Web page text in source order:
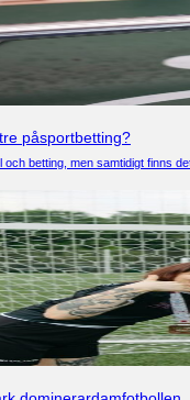
påsportbetting?
och betting, men samtidigt finns